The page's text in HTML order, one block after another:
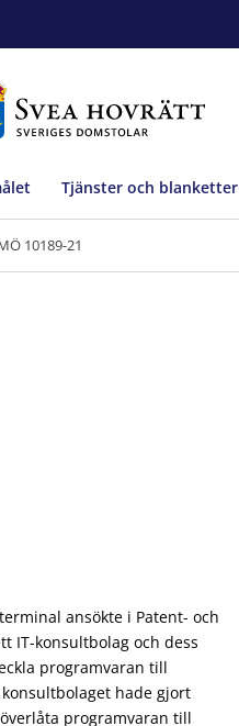
Tjänster och blanketter
10189-21
ansökte i Patent- och
IT-konsultbolag och dess
programvaran till
hade gjort
programvaran till